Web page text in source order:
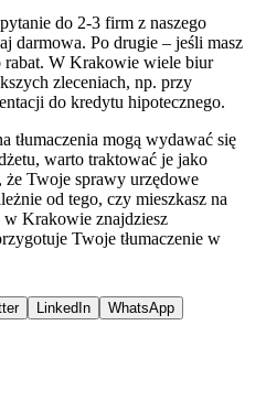
do 2-3 firm z naszego
darmowa. Po drugie – jeśli masz
rabat. W Krakowie wiele biur
zleceniach, np. przy
do kredytu hipotecznego.
tłumaczenia mogą wydawać się
warto traktować je jako
Twoje sprawy urzędowe
od tego, czy mieszkasz na
Krakowie znajdziesz
Twoje tłumaczenie w
LinkedIn WhatsApp